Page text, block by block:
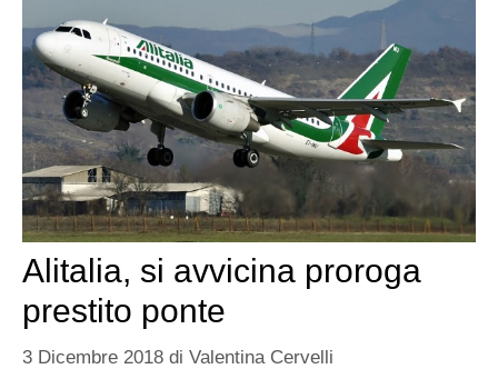
Alitalia, si avvicina proroga
prestito ponte
3 Dicembre 2018 di Valentina Cervelli